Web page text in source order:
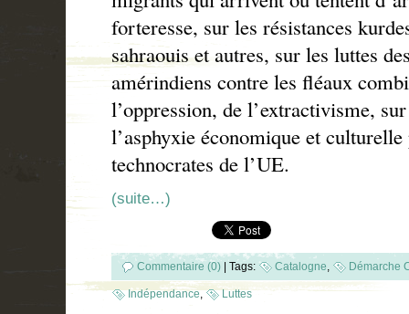
forteresse, sur les résistances
sahraouis et autres, sur les luttes
amérindiens contre les fléaux
l’oppression, de l’extractivisme,
l’asphyxie économique et
technocrates de l’UE.
(suite…)
Commentaire (0) | Tags: Catalogne Démarche
Indépendance, Luttes